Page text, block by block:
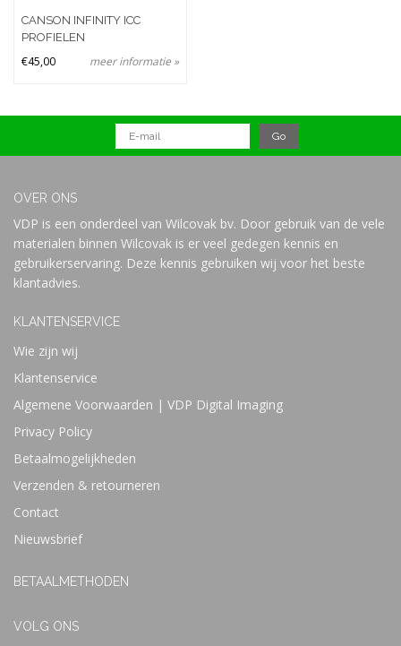
CANSON INFINITY ICC
PROFIELEN
€45,00 meer informatie »
OVER ONS
VDP is een onderdeel van Wilcovak bv. Door gebruik van de vele
materialen binnen Wilcovak is er veel gedegen kennis en
gebruikerservaring. Deze kennis gebruiken wij voor het beste
klantadvies.
KLANTENSERVICE
Wie zijn wij
Klantenservice
Algemene Voorwaarden | VDP Digital Imaging
Privacy Policy
Betaalmogelijkheden
Verzenden & retourneren
Contact
Nieuwsbrief
BETAALMETHODEN
VOLG ONS